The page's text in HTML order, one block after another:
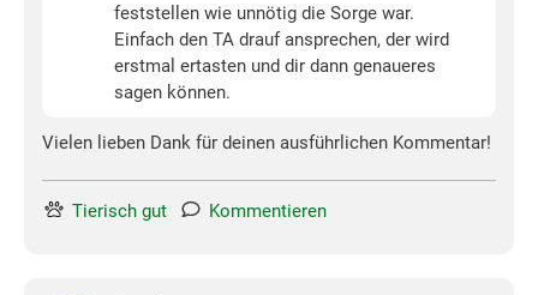
feststellen wie unnötig die Sorge war.
Einfach den TA drauf ansprechen, der wird
erstmal ertasten und dir dann genaueres
sagen können.
Vielen lieben Dank für deinen ausführlichen Kommentar!
Tierisch gut Kommentieren